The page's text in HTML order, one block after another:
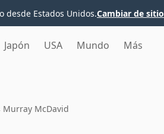
desde Estados Unidos.Cambiar de sitio
Japón USA Mundo Más
Murray McDavid